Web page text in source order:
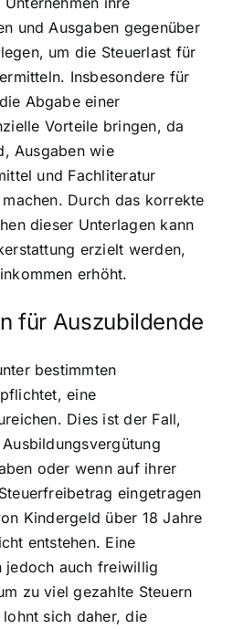
und Ausgaben gegenüber
um die Steuerlast für
Insbesondere für
Abgabe einer
Vorteile bringen, da
Ausgaben wie
und Fachliteratur
Durch das korrekte
dieser Unterlagen kann
erzielt werden,
erhöht.
für Auszubildende
bestimmten
eine
Dies ist der Fall,
oder wenn auf ihrer
eingetragen
Kindergeld über 18 Jahre
entstehen. Eine
jedoch auch freiwillig
zu viel gezahlte Steuern
sich daher, die